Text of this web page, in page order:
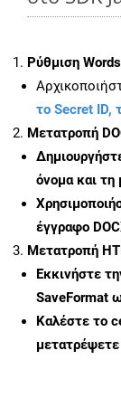
Ρύθμιση
το Secret ID,
Μετατροπή
όνομα και τη
έγγραφο
Μετατροπή
Εκκινήστε
SaveFormat
Καλέστε το